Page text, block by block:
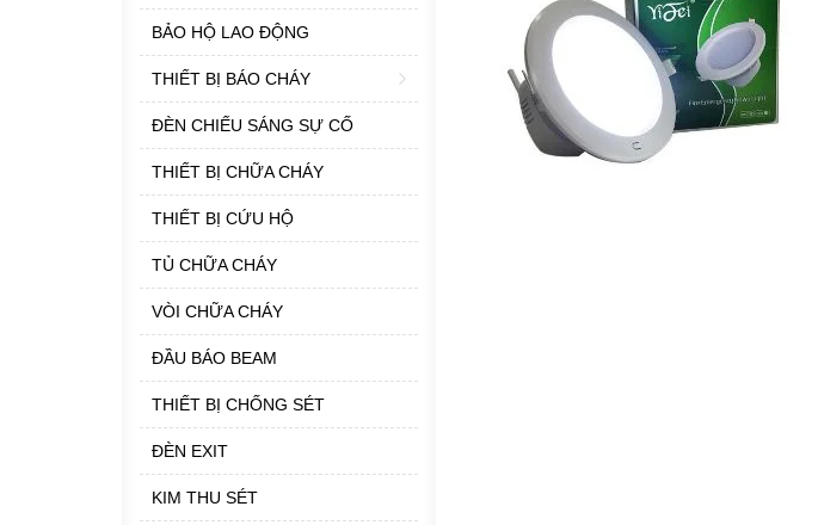
BẢO HỘ LAO ĐỘNG
THIẾT BỊ BÁO CHÁY
ĐÈN CHIẾU SÁNG SỰ CỐ
THIẾT BỊ CHỮA CHÁY
THIẾT BỊ CỨU HỘ
TỦ CHỮA CHÁY
VÒI CHỮA CHÁY
ĐẦU BÁO BEAM
THIẾT BỊ CHỐNG SÉT
ĐÈN EXIT
KIM THU SÉT